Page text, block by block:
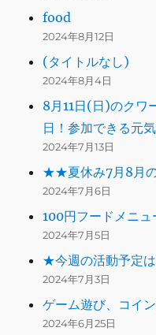
food
2024年8月12日
(タイトルなし)
2024年8月4日
8月11日(日)のクワ
日！参加できる元
2024年7月13日
★★夏休み7月8月の
2024年7月6日
100円フードメニュ
2024年7月5日
★今週の活動予定は
2024年7月3日
ゲーム遊び、コイ
2024年6月25日